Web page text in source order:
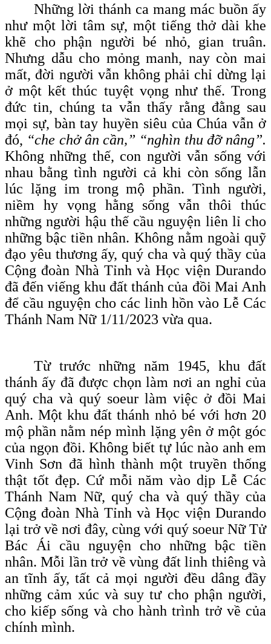
Những lời thánh ca mang mác buồn ấy
như một lời tâm sự, một tiếng thở dài khe
khẽ cho phận người bé nhỏ, gian truân.
Nhưng dẫu cho mỏng manh, nay còn mai
mất, đời người vẫn không phải chỉ dừng lại
ở một kết thúc tuyệt vọng như thế. Trong
đức tin, chúng ta vẫn thấy rằng đằng sau
mọi sự, bàn tay huyền siêu của Chúa vẫn ở
đó, “che chở ân cần,” “nghìn thu đỡ nâng”.
Không những thế, con người vẫn sống với
nhau bằng tình người cả khi còn sống lẫn
lúc lặng im trong mộ phần. Tình người,
niềm hy vọng hằng sống vẫn thôi thúc
những người hậu thế cầu nguyện liên lỉ cho
những bậc tiền nhân. Không nằm ngoài quỹ
đạo yêu thương ấy, quý cha và quý thầy của
Cộng đoàn Nhà Tỉnh và Học viện Durando
đã đến viếng khu đất thánh của đồi Mai Anh
để cầu nguyện cho các linh hồn vào Lễ Các
Thánh Nam Nữ 1/11/2023 vừa qua.
Từ trước những năm 1945, khu đất
thánh ấy đã được chọn làm nơi an nghỉ của
quý cha và quý soeur làm việc ở đồi Mai
Anh. Một khu đất thánh nhỏ bé với hơn 20
mộ phần nằm nép mình lặng yên ở một góc
của ngọn đồi. Không biết tự lúc nào anh em
Vinh Sơn đã hình thành một truyền thống
thật tốt đẹp. Cứ mỗi năm vào dịp Lễ Các
Thánh Nam Nữ, quý cha và quý thầy của
Cộng đoàn Nhà Tỉnh và Học viện Durando
lại trở về nơi đây, cùng với quý soeur Nữ Tử
Bác Ái cầu nguyện cho những bậc tiền
nhân. Mỗi lần trở về vùng đất linh thiêng và
an tĩnh ấy, tất cả mọi người đều dâng đầy
những cảm xúc và suy tư cho phận người,
cho kiếp sống và cho hành trình trở về của
chính mình.